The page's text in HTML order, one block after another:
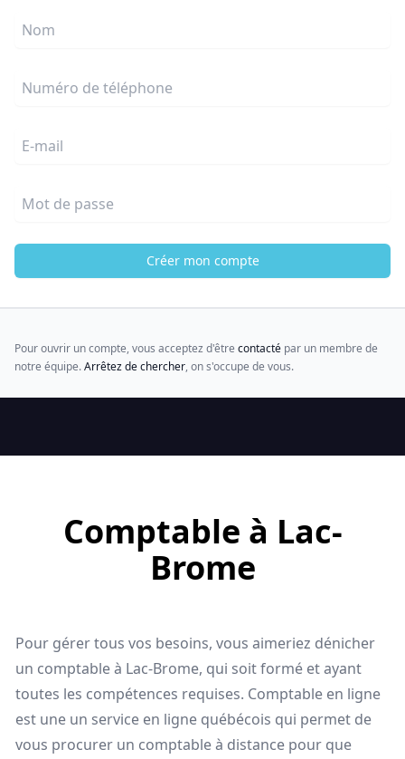
Nom
Numéro de téléphone
E-mail
Mot de passe
Créer mon compte
Pour ouvrir un compte, vous acceptez d'être contacté par un membre de
notre équipe.Arrêtez de chercher, on s'occupe de vous.
Comptable à Lac-
Brome
Pour gérer tous vos besoins, vous aimeriez dénicher
un comptable à Lac-Brome, qui soit formé et ayant
toutes les compétences requises. Comptable en ligne
est une un service en ligne québécois qui permet de
vous procurer un comptable à distance pour que